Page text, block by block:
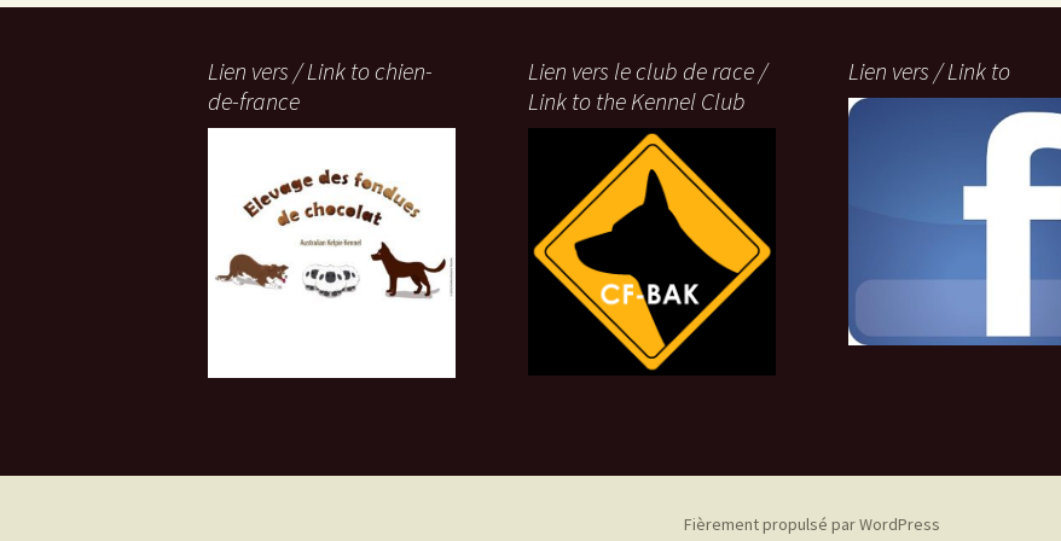
Lien vers / Link to chien-
de-france
Lien vers le club de race /
Link to the Kennel Club
Lien vers / Link to
Fièrement propulsé par WordPress